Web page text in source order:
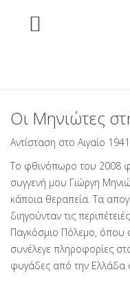
Οι Μηνιώτες
Αντίσταση στο Αιγαίο
Το φθινόπωρο του 2008
συγγενή μου Γιώργη
κάποια θεραπεία. Τα
διηγούνταν τις
Παγκόσμιο Πόλεμο, όπου
συνέλεγε πληροφορίες
φυγάδες από την Ελλάδα